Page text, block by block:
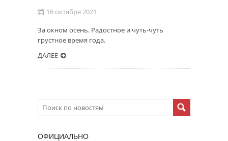
16 октября 2021
За окном осень. Радостное и чуть-чуть
грустное время года.
ДАЛЕЕ
ОФИЦИАЛЬНО